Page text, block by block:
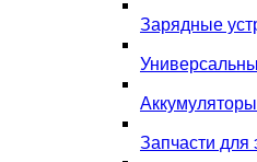
Зарядные
Запчасти для